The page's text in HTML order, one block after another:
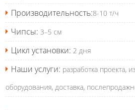
Производительность:8-10 т/ч
Чипсы: 3–5 см
Цикл установки: 2 дня
Наши услуги: разработка проекта,
оборудования, доставка,